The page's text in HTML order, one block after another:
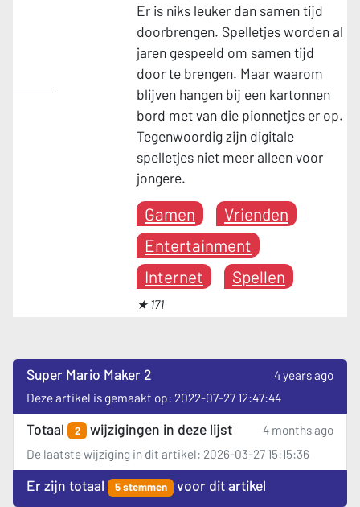
Er is niks leuker dan samen tijd
doorbrengen. Spelletjes worden al
jaren gespeeld om samen tijd
door te brengen. Maar waarom
blijven hangen bij een kartonnen
bord met van die pionnetjes er op.
Tegenwoordig zijn digitale
spelletjes niet meer alleen voor
jongere.
Gamen
Vrienden
Entertainment
Internet
Spellen
★ 171
Super Mario Maker 2
4 years ago
Deze artikel is gemaakt op: 2022-07-27 12:47:44
Totaal 2 wijzigingen in deze lijst
4 months ago
De laatste wijziging in dit artikel: 2026-03-27 15:15:36
Er zijn totaal 5 stemmen voor dit artikel